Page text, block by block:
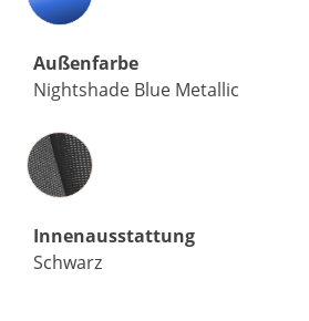
Außenfarbe
Nightshade Blue Metallic
Innenausstattung
Innenausstattung
Schwarz